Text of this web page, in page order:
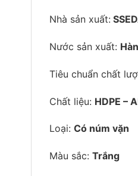
Nhà sản xuất:
Nước sản xuất:
Tiêu chuẩn chất
Chất liệu: HDPE –
Loại: Có núm vặn
Màu sắc: Trắng